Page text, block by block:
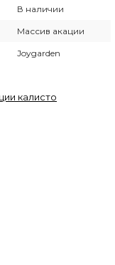
В наличии
Массив акации
Joygarden
калисто